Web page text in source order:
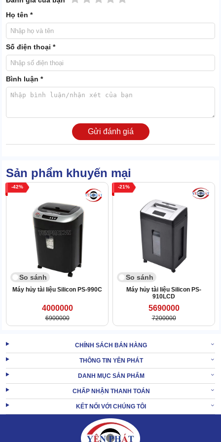
giấy tờ lớn.
Kích thước sợi hủy 4mm:Máy tiêu hủy tài liệu Siliconcài
đặt chế độ hủy sợi tiêu chuẩn Cut type P2, đảm bảo giấy
được xé thành sợi 4mm, khó có thể tái chế lại. Kích thước
hủy này đáp ứng yêu cầu về an ninh thông tin, bảo vệ dữ
liệu khỏi rủi ro rò rỉ.
Thời gian vận hành liên tục 24/24:Máy hủy giấy công suất
lớnhoạt động bền bỉ không cần thời gian nghỉ, giúp quy
trình công việc không bị gián đoạn.
Tốc độ hủy 3m/phút: Khả năng hủy siêu nhanh, giảm thiểu
sự lãng phí thời gian và tối ưu hóa quy trình xử lý tài liệu.
3. Kinh nghiệm sử dụng máy hủy giấy công
nghiệp Silicon PS-5000C hiệu quả cao
Để đảm bảo khả năng vận hành ổn định và kéo dài tuổi thọ cho
Silicon PS-5000C, bạn có thể tham khảo những kinh nghiệm sau:
Họ tên *
Số điện thoại *
Bình luận *
Gửi đánh giá
Sản phẩm khuyến mại
42
So sánh
Máy hủy tài liệu Silicon PS-990C
4000000
6900000
21
So sánh
Máy hủy tài liệu Silicon PS-
910LCD
5690000
7200000
CHÍNH SÁCH BÁN HÀNG
THÔNG TIN YÊN PHÁT
DANH MỤC SẢN PHẨM
CHẤP NHẬN THANH TOÁN
KẾT NỐI VỚI CHÚNG TÔI